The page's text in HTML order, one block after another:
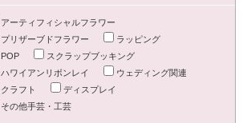
アーティフィシャルフラワー
プリザーブドフラワー
ラッピング
POP
スクラップブッキング
ハワイアンリボンレイ
ウェディング関連
クラフト
ディスプレイ
その他手芸・工芸